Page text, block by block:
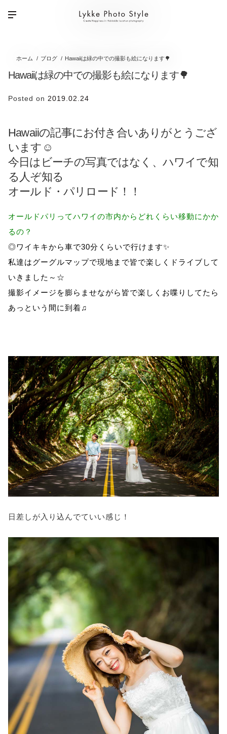
ホーム ブログ Hawaiiは緑の中での撮影も絵になります🌳
Hawaiiは緑の中での撮影も絵になります🌳
Posted on 2019.02.24
Hawaiiの記事にお付き合いありがとうござ
います☺
今日はビーチの写真ではなく、ハワイで知
る人ぞ知る
オールド・パリロード！！
オールドパリってハワイの市内からどれくらい移動にかか
るの？
◎ワイキキから車で30分くらいで行けます✨
私達はグーグルマップで現地まで皆で楽しくドライブして
いきました～☆
撮影イメージを膨らませながら皆で楽しくお喋りしてたら
あっという間に到着♫
日差しが入り込んでていい感じ！